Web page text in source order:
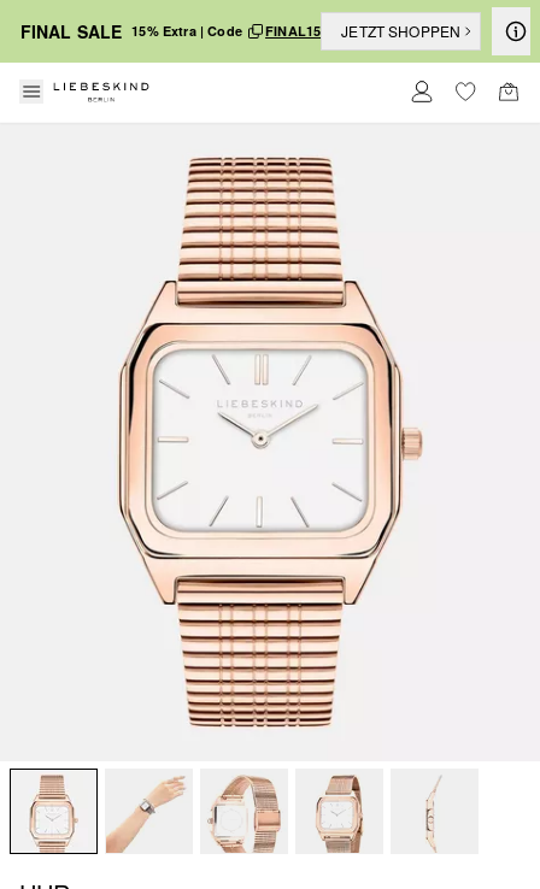
FINAL SALE 15% Extra | Code FINAL15 JETZT SHOPPEN